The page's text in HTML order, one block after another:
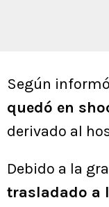
Según
quedó en
derivado al
Debido a la
trasladado a